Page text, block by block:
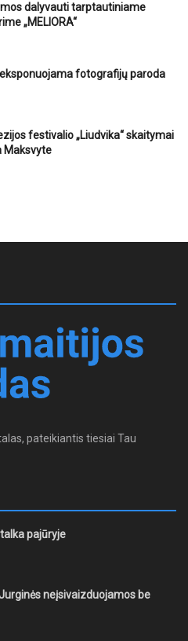
dalyvauti tarptautiniame
„MELIORA“
fotografijų paroda
festivalio „Liudvika“ skaitymai
Maksvyte
pateikiantis tiesiai Tau
pajūryje
neįsivaizduojamos be